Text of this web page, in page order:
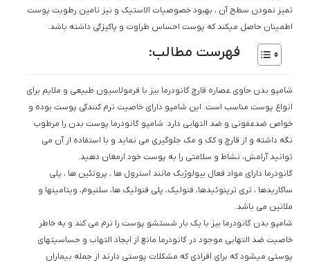
تمیز نمودن سطح آن ، بهبود خصوصیات الاستیک و نیز تامین رطوبت پوست
اطمینان حاصل میکند که پوست احساس طراوت و پاکیزگی داشته باشد.
فهرست مطالب:
شامپو بدن حاوی عصاره قارچ گانودرما بیز با فرمولاسیون طبیعی و ملایم برای
انواع پوست مناسب است. این شامپو دارای خاصیت نرم کنندگی پوست بوده و
خواص ضدعفونی و ضد التهابی دارد. شامپو گانودرما پوست بدن را مرطوب
نگه داشته و از قارچ و کک و مک جلوگیری می نماید و با استفاده از آن می
توانید آرامش، نشاط و سلامتی را به پوست خود ارمغان دهید.
گانودرما دارای مواد فعال بیولوژیک مانند استرول ها ، پروتئین ها ، پلی
ساکاریدها ، تری ترپنوئیدها، فنولیک، پلی فنولیک ها، سلنیوم، ویتامینها و
ملانین می باشد.
شامپو بدن گانودرما بیز با یک بار شستشو پوست را نرم می کند و به خاطر
خاصیت ضد التهابی موجود در گانودرما مانع از ایجاد التهاب و حساسیتهای
پوستی میشود که برای افرادی که مشکلات پوستی دارند از جمله بیماران